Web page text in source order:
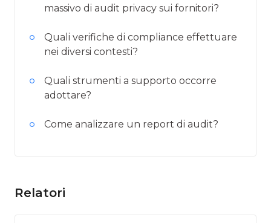
massivo di audit privacy sui fornitori?
Quali verifiche di compliance effettuare
nei diversi contesti?
Quali strumenti a supporto occorre
adottare?
Come analizzare un report di audit?
Relatori